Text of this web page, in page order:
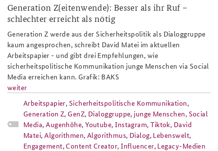
Generation Z(eitenwende): Besser als ihr Ruf –
schlechter erreicht als nötig
Generation Z werde aus der Sicherheitspolitik als Dialoggruppe
kaum angesprochen, schreibt David Matei im aktuellen
Arbeitspapier - und gibt drei Empfehlungen, wie
sicherheitspolitische Kommunikation junge Menschen via Social
Media erreichen kann. Grafik: BAKS
weiter
Arbeitspapier, Sicherheitspolitische Kommunikation,
Generation Z, GenZ, Dialoggruppe, junge Menschen, Social
Media,Augenhöhe,Youtube,Instagram,Tiktok, David
Matei,Algorithmen,Algorithmus, Dialog, Lebenswelt,
Engagement, Content Creator,Influencer, Legacy-Medien